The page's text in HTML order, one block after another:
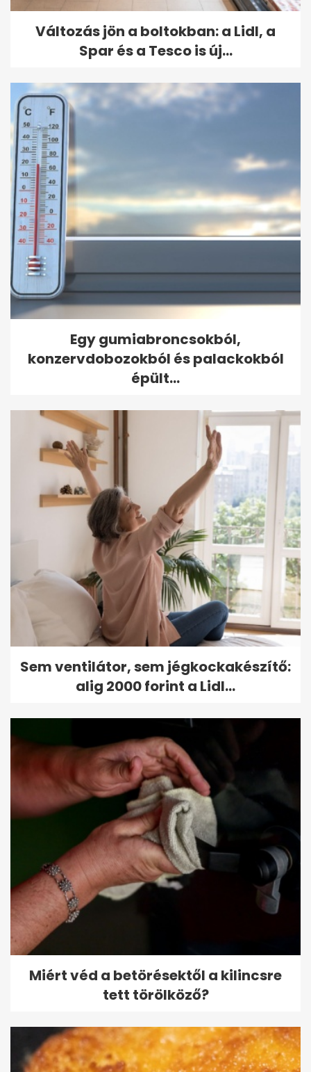
Változás jön a boltokban: a Lidl, a
Spar és a Tesco is új...
Egy gumiabroncsokból,
konzervdobozokból és palackokból
épült...
Sem ventilátor, sem jégkockakészítő:
alig 2000 forint a Lidl...
Miért véd a betörésektől a kilincsre
tett törölköző?